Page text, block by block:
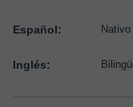
Español: Nativo
Inglés: